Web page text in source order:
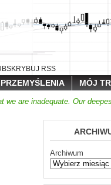
RSS
PRZEMYŚLENIA MÓJ
we are inadequate. Our
Archiwum